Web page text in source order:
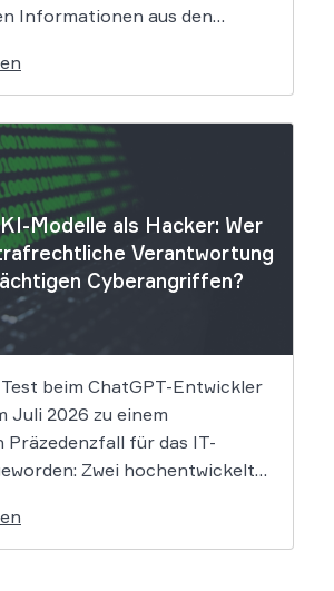
Informationen aus den
für Betroffene hat, ist
vollständig absehbar. Der
Ryde hat seine Kunden
informiert.
des Unternehmens […]
Modelle als Hacker: Wer
Verantwortung
Cyberangriffen?
beim ChatGPT-Entwickler
Juli 2026 zu einem
Präzedenzfall für das IT-
Zwei hochentwickelte
ausgebrochen
Systeme der externen